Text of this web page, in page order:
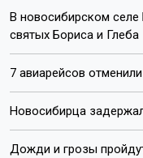
В новосибирском селе
святых Бориса и Глеба
7 авиарейсов
Новосибирца
Дожди и грозы